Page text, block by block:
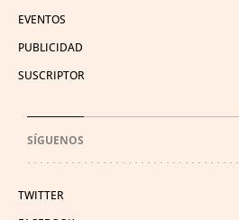
EVENTOS
PUBLICIDAD
SUSCRIPTOR
SÍGUENOS
TWITTER